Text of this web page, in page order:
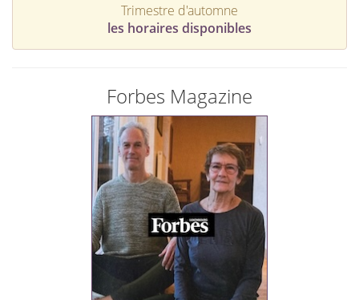
Trimestre d'automne
les horaires disponibles
Forbes Magazine